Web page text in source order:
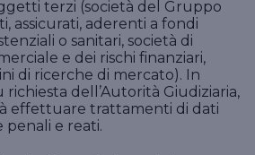
terzi (società del Gruppo
assicurati, aderenti a fondi
o sanitari, società di
e dei rischi finanziari,
di ricerche di mercato). In
dell’Autorità Giudiziaria,
effettuare trattamenti di dati
penali e reati.